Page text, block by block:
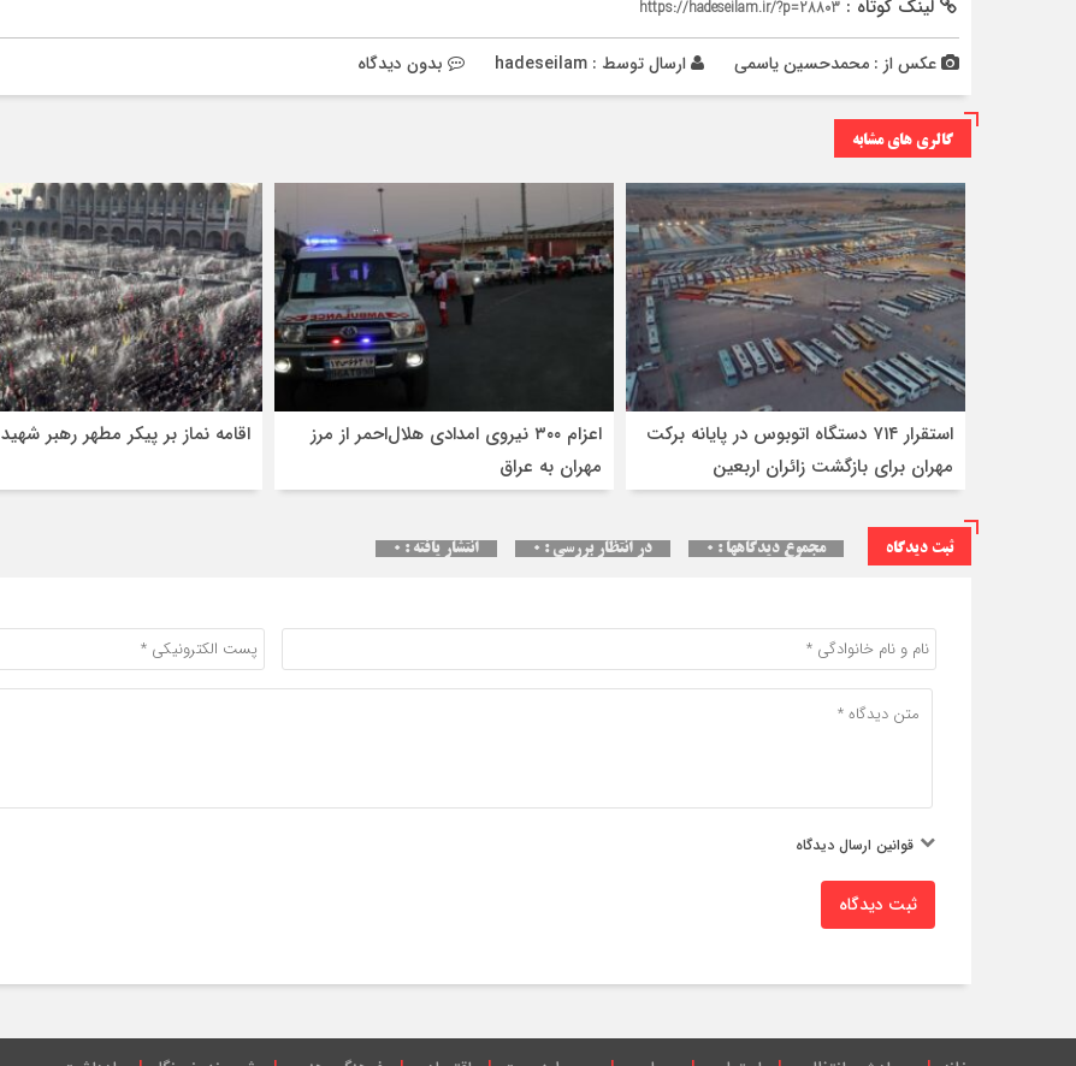
لینک کوتاه : https://hadeseilam.ir/?p=28803
عکس از : محمدحسین یاسمی ارسال توسط : hadeseilam بدون دیدگاه
گالری های مشابه
استقرار ۷۱۴ دستگاه اتوبوس در پایانه برکت
مهران برای بازگشت زائران اربعین
اعزام ۳۰۰ نیروی امدادی هلال‌احمر از مرز
مهران به عراق
اقامه نماز بر پیکر مطهر رهبر شهید
ثبت دیدگاه مجموع دیدگاهها : ۰ در انتظار بررسی : ۰ انتشار یافته : ۰
قوانین ارسال دیدگاه
ثبت دیدگاه